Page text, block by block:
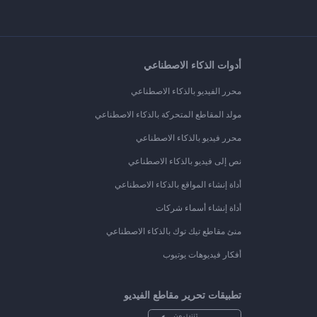
أدوات الذكاء الاصطناعي
محرر الفيديو بالذكاء الاصطناعي
مولد المقاطع المتحركة بالذكاء الاصطناعي
محرر فيديو بالذكاء الاصطناعي
نص إلى فيديو بالذكاء الاصطناعي
أداة إنشاء المواقع بالذكاء الاصطناعي
أداة إنشاء أسماء شركات
منئ مقاطع تيك توك بالذكاء الاصطناعي
أفكار فيديوهات يوتيوب
تطبيقات تحرير مقاطع الفيديو